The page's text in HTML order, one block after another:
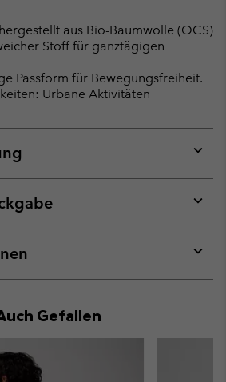
aus Bio-Baumwolle (OCS)
Stoff für ganztägigen
Passform für Bewegungsfreiheit.
Urbane Aktivitäten
or
or
or
Gefallen